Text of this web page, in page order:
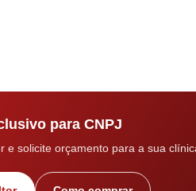
para CNPJ
e solicite orçamento para a sua